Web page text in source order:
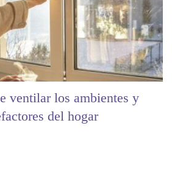
ventilar los ambientes y
del hogar